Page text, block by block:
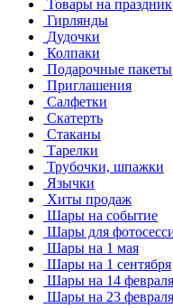
Товары на праздник
Гирлянды
Дудочки
Колпаки
Подарочные пакеты
Приглашения
Салфетки
Скатерть
Стаканы
Тарелки
Трубочки, шпажки
Язычки
Хиты продаж
Шары на событие
Шары для
Шары на 1 мая
Шары на 1 сентября
Шары на 14 февраля
Шары на 23 февраля